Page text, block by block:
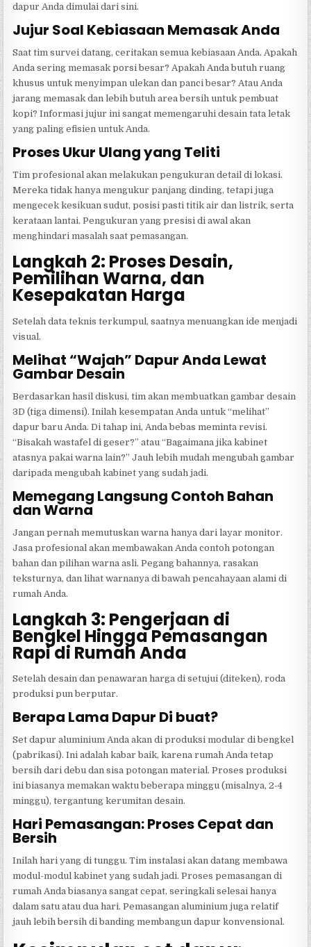
dapur Anda dimulai dari sini.
Jujur Soal Kebiasaan Memasak Anda
Saat tim survei datang, ceritakan semua kebiasaan Anda. Apakah
Anda sering memasak porsi besar? Apakah Anda butuh ruang
khusus untuk menyimpan ulekan dan panci besar? Atau Anda
jarang memasak dan lebih butuh area bersih untuk pembuat
kopi? Informasi jujur ini sangat memengaruhi desain tata letak
yang paling efisien untuk Anda.
Proses Ukur Ulang yang Teliti
Tim profesional akan melakukan pengukuran detail di lokasi.
Mereka tidak hanya mengukur panjang dinding, tetapi juga
mengecek kesikuan sudut, posisi pasti titik air dan listrik, serta
kerataan lantai. Pengukuran yang presisi di awal akan
menghindari masalah saat pemasangan.
Langkah 2: Proses Desain,
Pemilihan Warna, dan
Kesepakatan Harga
Setelah data teknis terkumpul, saatnya menuangkan ide menjadi
visual.
Melihat “Wajah” Dapur Anda Lewat
Gambar Desain
Berdasarkan hasil diskusi, tim akan membuatkan gambar desain
3D (tiga dimensi). Inilah kesempatan Anda untuk “melihat”
dapur baru Anda. Di tahap ini, Anda bebas meminta revisi.
“Bisakah wastafel di geser?” atau “Bagaimana jika kabinet
atasnya pakai warna lain?” Jauh lebih mudah mengubah gambar
daripada mengubah kabinet yang sudah jadi.
Memegang Langsung Contoh Bahan
dan Warna
Jangan pernah memutuskan warna hanya dari layar monitor.
Jasa profesional akan membawakan Anda contoh potongan
bahan dan pilihan warna asli. Pegang bahannya, rasakan
teksturnya, dan lihat warnanya di bawah pencahayaan alami di
rumah Anda.
Langkah 3: Pengerjaan di
Bengkel Hingga Pemasangan
Rapi di Rumah Anda
Setelah desain dan penawaran harga di setujui (diteken), roda
produksi pun berputar.
Berapa Lama Dapur Di buat?
Set dapur aluminium Anda akan di produksi modular di bengkel
(pabrikasi). Ini adalah kabar baik, karena rumah Anda tetap
bersih dari debu dan sisa potongan material. Proses produksi
ini biasanya memakan waktu beberapa minggu (misalnya, 2-4
minggu), tergantung kerumitan desain.
Hari Pemasangan: Proses Cepat dan
Bersih
Inilah hari yang di tunggu. Tim instalasi akan datang membawa
modul-modul kabinet yang sudah jadi. Proses pemasangan di
rumah Anda biasanya sangat cepat, seringkali selesai hanya
dalam satu atau dua hari. Pemasangan aluminium juga relatif
jauh lebih bersih di banding membangun dapur konvensional.